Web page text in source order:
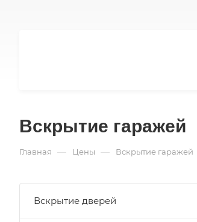
Вскрытие гаражей
Главная — Цены — Вскрытие гаражей
Вскрытие дверей